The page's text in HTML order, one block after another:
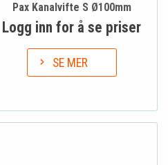
Pax Kanalvifte S Ø100mm
Logg inn for å se priser
SE MER